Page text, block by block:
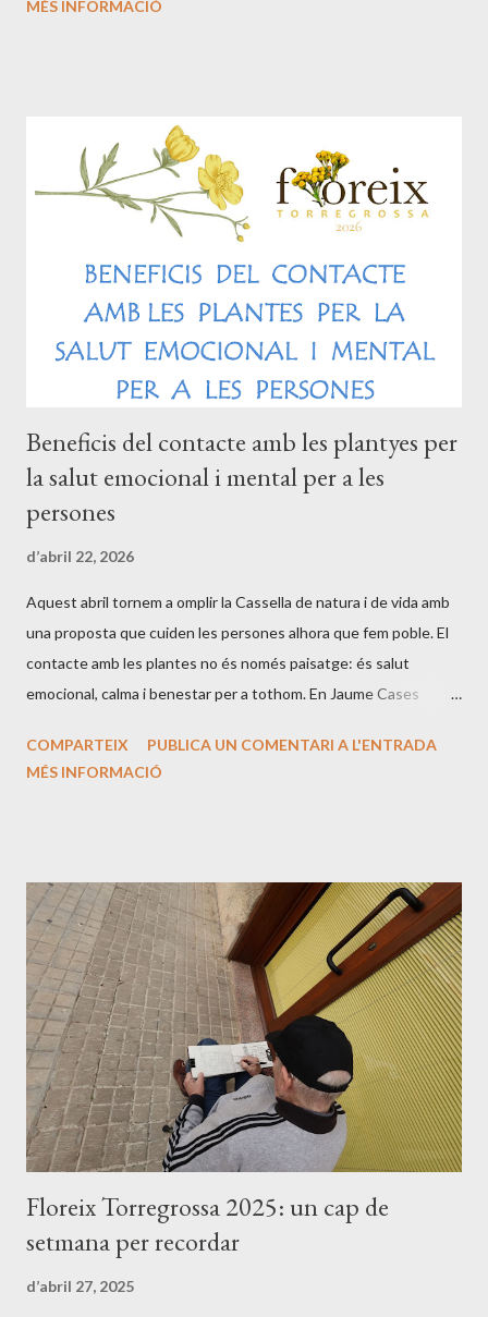
sostenibilitat i transformar residus en recursos. No obstant això,
les seves pràctiques són qüestionables, ja que importen residus
per tractar-los i posteriorment redistribuir-los a altres llocs,
sovint sense una gestió adequada. Això inclou el transport de
residus des d'Itàlia fins a Tarragona, on són tractats i
MÉS INFORMACIÓ
Beneficis del contacte amb les plantyes per
la salut emocional i mental per a les
persones
d’abril 22, 2026
Aquest abril tornem a omplir la Cassella de natura i de vida amb
una proposta que cuiden les persones alhora que fem poble. El
contacte amb les plantes no és només paisatge: és salut
emocional, calma i benestar per a tothom. En Jaume Cases
compartirà la seva experiència i coneixements en una xerrada
de la Cassella, Torregrossa 🕠 17.30 h Vine, respira natura i
fem créixer, entre tots, aquesta llavor de poble. 🌱
COMPARTEIX
PUBLICA UN COMENTARI A L'ENTRADA
MÉS INFORMACIÓ
Floreix Torregrossa 2025: un cap de
setmana per recordar
d’abril 27, 2025